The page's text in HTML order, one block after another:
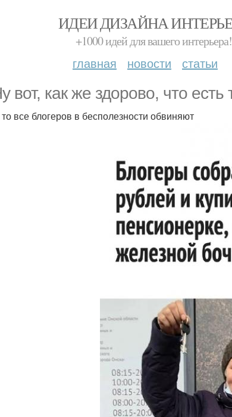
ИДЕИ ДИЗАЙНА
+1000 идей для вашего интерьера!
главная новости статьи
вот, как же здорово, что
все блогеров в бесполезности обвиняют